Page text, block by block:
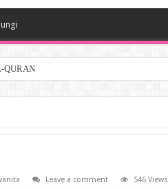
QURAN
Leave a comment 546 Views